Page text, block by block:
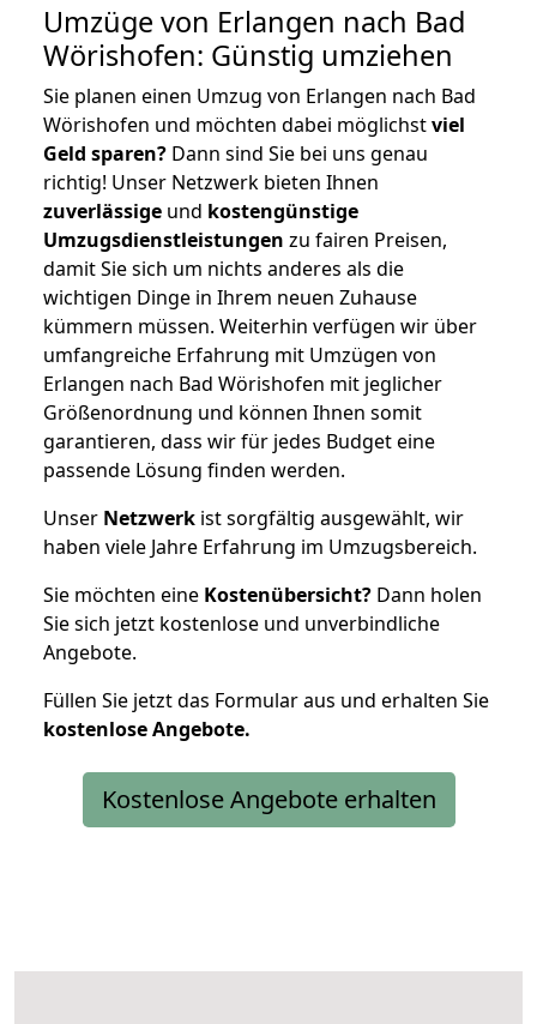
Umzüge von Erlangen nach Bad
Wörishofen: Günstig umziehen
Sie planen einen Umzug von Erlangen nach Bad
Wörishofen und möchten dabei möglichstviel
Geld sparen? Dann sind Sie bei uns genau
richtig! Unser Netzwerk bieten Ihnen
zuverlässige und kostengünstige
Umzugsdienstleistungen zu fairen Preisen,
damit Sie sich um nichts anderes als die
wichtigen Dinge in Ihrem neuen Zuhause
kümmern müssen. Weiterhin verfügen wir über
umfangreiche Erfahrung mit Umzügen von
Erlangen nach Bad Wörishofen mit jeglicher
Größenordnung und können Ihnen somit
garantieren, dass wir für jedes Budget eine
passende Lösung finden werden.
Unser Netzwerk ist sorgfältig ausgewählt, wir
haben viele Jahre Erfahrung im Umzugsbereich.
Sie möchten eine Kostenübersicht? Dann holen
Sie sich jetzt kostenlose und unverbindliche
Angebote.
Füllen Sie jetzt das Formular aus und erhalten Sie
kostenloseAngebote.
Kostenlose Angebote erhalten